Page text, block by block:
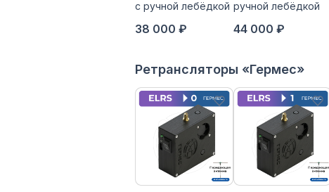
с ручной лебёдкой
38 000 ₽
ручной лебёдкой
44 000 ₽
Ретрансляторы «Гермес»